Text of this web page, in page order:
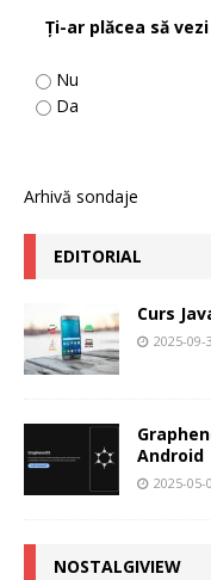
Ţi-ar plăcea să
Nu
Da
Arhivă sondaje
EDITORIAL
Curs
2025-09-
Android
2025-05-
NOSTALGIVIEW